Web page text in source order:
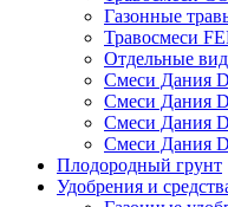
Газонные
Травосмеси
Отдельные
Смеси Дания
Смеси Дания
Смеси Дания
Смеси Дания
Плодородный грунт
Удобрения и